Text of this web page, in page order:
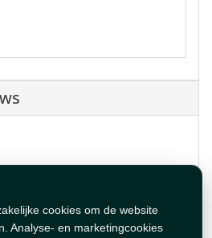
cookies om de website
Analyse- en marketingcookies